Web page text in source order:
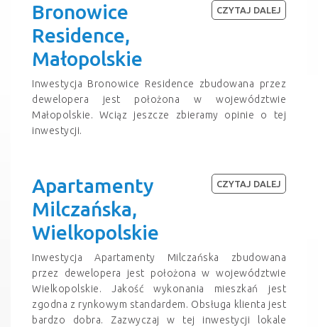
Bronowice
Residence,
Małopolskie
Inwestycja Bronowice Residence zbudowana przez
dewelopera jest położona w województwie
Małopolskie. Wciąz jeszcze zbieramy opinie o tej
inwestycji.
CZYTAJ DALEJ
Apartamenty
Milczańska,
Wielkopolskie
Inwestycja Apartamenty Milczańska zbudowana
przez dewelopera jest położona w województwie
Wielkopolskie. Jakość wykonania mieszkań jest
zgodna z rynkowym standardem. Obsługa klienta jest
bardzo dobra. Zazwyczaj w tej inwestycji lokale
CZYTAJ DALEJ